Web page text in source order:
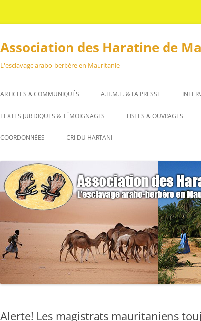
Aller
contenu
Association des Haratine de
L'esclavage arabo-berbère en Mauritanie
ARTICLES & COMMUNIQUÉS
ARTICLES
COMMUNIQUÉS
A.H.M.E. & LA PRESSE
TEXTES JURIDIQUES & TÉMOIGNAGES
TEXTES JURIDIQUES
LISTES & OUVRAGES
COORDONNÉES CRI DU HARTANI
Alerte! Les magistrats mauritaniens